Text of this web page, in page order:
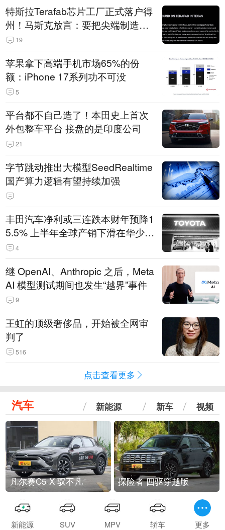
特斯拉Terafab芯片工厂正式落户得
州！马斯克放言：要把尖端制造带
回美国
19
苹果拿下高端手机市场65%的份
额：iPhone 17系列功不可没
5
平台都不自己造了！本田史上首次
外包整车平台 接盘的是印度公司
21
字节跳动推出大模型SeedRealtime
国产算力逻辑有望持续加强
丰田汽车净利或三连跌本财年预降1
5.5% 上半年全球产销下滑在华少卖
14.3万辆
4
继 OpenAI、Anthropic 之后，Meta
AI 模型测试期间也发生“越界”事件
9
王虹的顶级奢侈品，开始被全网审
判了
516
点击查看更多
汽车 新能源 新车 视频
凡尔赛C5 X 驭不凡 探险者 四驱穿越版
新能源 SUV MPV 轿车 更多